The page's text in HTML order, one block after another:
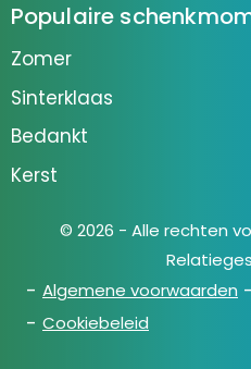
Populaire
Zomer
Sinterklaas
Bedankt
Kerst
© 2026 - Alle rechten
Algemene voorwaarden
Cookiebeleid